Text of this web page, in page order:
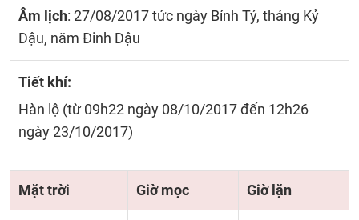
Âm lịch: 27/08/2017 tức ngày Bính Tý, tháng Kỷ
Dậu, năm Đinh Dậu
Tiết khí:
Hàn lộ (từ 09h22 ngày 08/10/2017 đến 12h26
ngày 23/10/2017)
Mặt trời Giờ mọc Giờ lặn